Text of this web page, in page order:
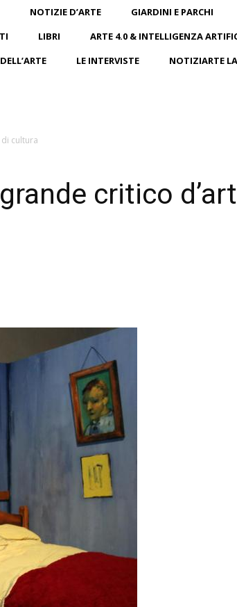
NOTIZIE D’ARTE GIARDINI E PARCHI
LIBRI
ARTE 4.0 & INTELLIGENZA
LE INTERVISTE NOTIZIARTE
cultura
critico